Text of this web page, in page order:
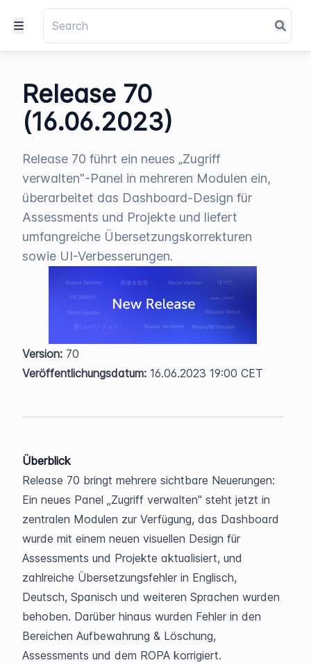
Release 70
(16.06.2023)
Release 70 führt ein neues „Zugriff
verwalten"-Panel in mehreren Modulen ein,
überarbeitet das Dashboard-Design für
Assessments und Projekte und liefert
umfangreiche Übersetzungskorrekturen
sowie UI-Verbesserungen.
Version: 70
Veröffentlichungsdatum: 16.06.2023 19:00 CET
Überblick
Release 70 bringt mehrere sichtbare Neuerungen:
Ein neues Panel „Zugriff verwalten" steht jetzt in
zentralen Modulen zur Verfügung, das Dashboard
wurde mit einem neuen visuellen Design für
Assessments und Projekte aktualisiert, und
zahlreiche Übersetzungsfehler in Englisch,
Deutsch, Spanisch und weiteren Sprachen wurden
behoben. Darüber hinaus wurden Fehler in den
Bereichen Aufbewahrung & Löschung,
Assessments und dem ROPA korrigiert.